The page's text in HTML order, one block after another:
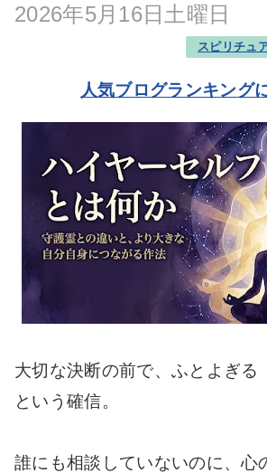
2026年5月16日土曜日
スピリチュ
人気ブログランキング
大切な決断の前で、ふとよぎる
という確信。
誰にも相談していないのに、心